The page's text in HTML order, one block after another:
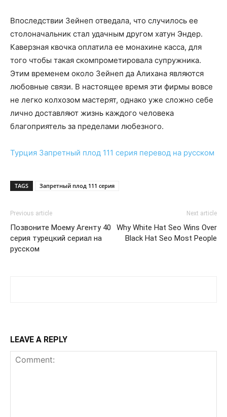
Впоследствии Зейнеп отведала, что случилось ее
столоначальник стал удачным другом хатун Эндер.
Каверзная квочка оплатила ее монахине касса, для
того чтобы такая скомпрометировала супружника.
Этим временем около Зейнеп да Алихана являются
любовные связи. В настоящее время эти фирмы вовсе
не легко колхозом мастерят, однако уже сложно себе
лично доставляют жизнь каждого человека
благоприятель за пределами любезного.
Турция Запретный плод 111 серия перевод на русском
TAGS Запретный плод 111 серия
Previous article
Позвоните Моему Агенту 40
серия турецкий сериал на
русском
Next article
Why White Hat Seo Wins Over
Black Hat Seo Most People
LEAVE A REPLY